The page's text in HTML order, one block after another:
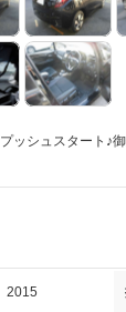
ッシュスタート♪
2015